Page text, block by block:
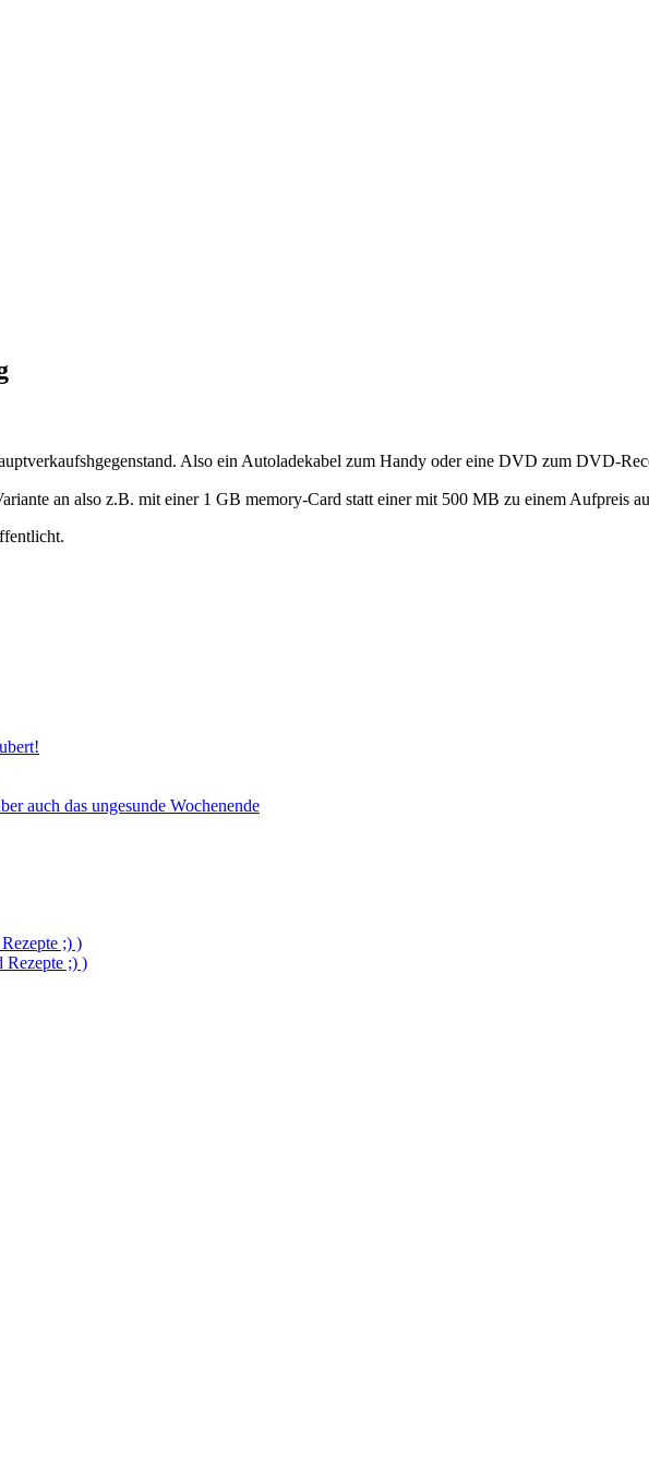
Also ein Autoladekabel zum Handy oder eine DVD zum DVD-
an also z.B. mit einer 1 GB memory-Card statt einer mit 500 MB zu einem Aufpreis
auch das ungesunde Wochenende
;) )
Rezepte ;) )